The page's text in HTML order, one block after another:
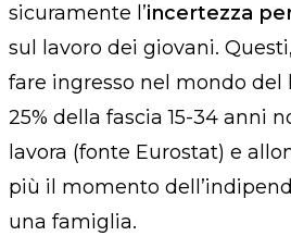
sicuramente l’incertezza
sul lavoro dei giovani.
fare ingresso nel mondo del
25% della fascia 15-34 anni
lavora (fonte Eurostat) e
più il momento
una famiglia.